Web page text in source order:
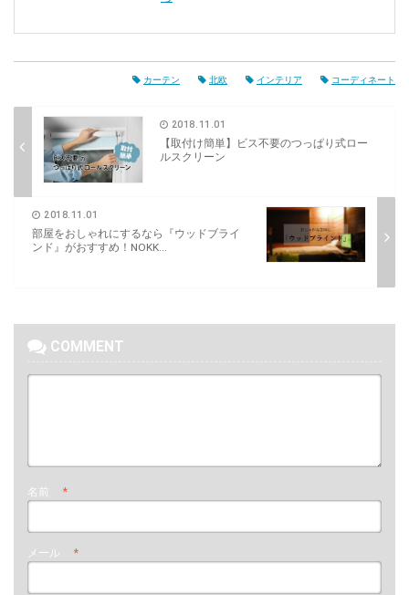
カーテン 北欧 インテリア コーディネート
2018.11.01
【取付け簡単】ビス不要のつっぱり式ロー
ルスクリーン
2018.11.01
部屋をおしゃれにするなら『ウッドブライ
ンド』がおすすめ！NOKK...
COMMENT
名前 *
メール *